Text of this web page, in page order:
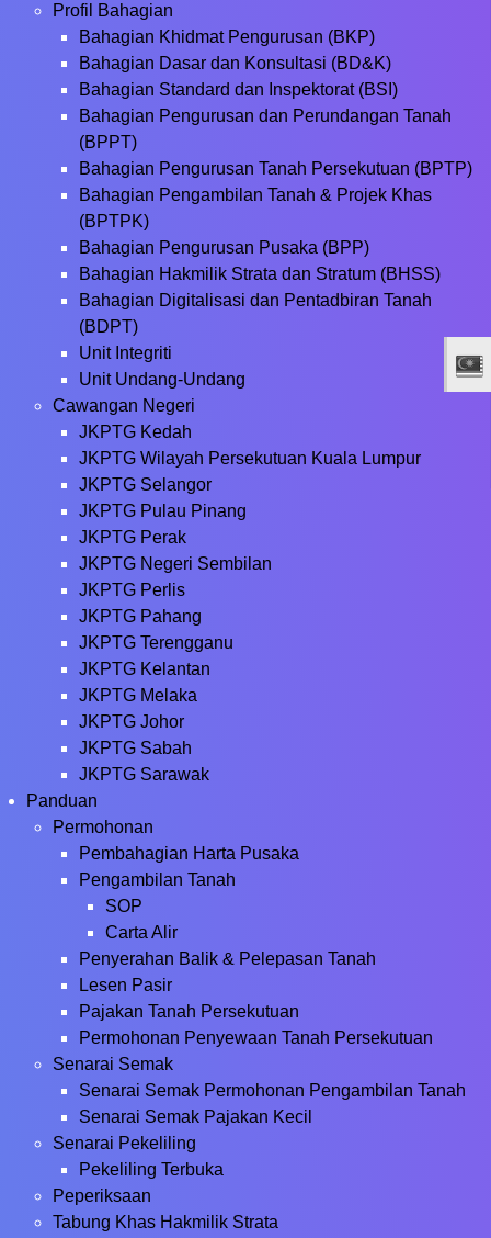
Profil Bahagian
Bahagian Khidmat Pengurusan (BKP)
Bahagian Dasar dan Konsultasi (BD&K)
Bahagian Standard dan Inspektorat (BSI)
Bahagian Pengurusan dan Perundangan Tanah
(BPPT)
Bahagian Pengurusan Tanah Persekutuan (BPTP)
Bahagian Pengambilan Tanah & Projek Khas
(BPTPK)
Bahagian Pengurusan Pusaka (BPP)
Bahagian Hakmilik Strata dan Stratum (BHSS)
Bahagian Digitalisasi dan Pentadbiran Tanah
(BDPT)
Unit Integriti
Unit Undang-Undang
Cawangan Negeri
JKPTG Kedah
JKPTG Wilayah Persekutuan Kuala Lumpur
JKPTG Selangor
JKPTG Pulau Pinang
JKPTG Perak
JKPTG Negeri Sembilan
JKPTG Perlis
JKPTG Pahang
JKPTG Terengganu
JKPTG Kelantan
JKPTG Melaka
JKPTG Johor
JKPTG Sabah
JKPTG Sarawak
Panduan
Permohonan
Pembahagian Harta Pusaka
Pengambilan Tanah
SOP
Carta Alir
Penyerahan Balik & Pelepasan Tanah
Lesen Pasir
Pajakan Tanah Persekutuan
Permohonan Penyewaan Tanah Persekutuan
Senarai Semak
Senarai Semak Permohonan Pengambilan Tanah
Senarai Semak Pajakan Kecil
Senarai Pekeliling
Pekeliling Terbuka
Peperiksaan
Tabung Khas Hakmilik Strata